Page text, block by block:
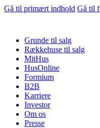
Gå til primært indhold Gå til
Grunde til salg
Rækkehuse til salg
MitHus
HusOnline
Formium
B2B
Karriere
Investor
Om os
Presse